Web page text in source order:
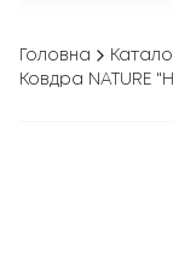
Головна
Ковдра NATURE